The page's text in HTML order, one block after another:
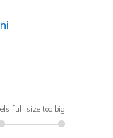
full size too big